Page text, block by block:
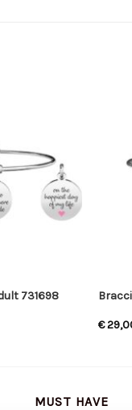
731698
€
MUST HAVE